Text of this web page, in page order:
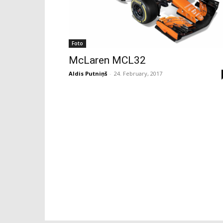
Foto
McLaren MCL32
Aldis Putniņš - 24. February, 2017